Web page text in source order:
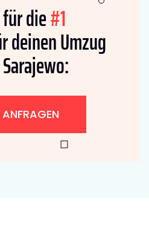
die#1
deinen Umzug